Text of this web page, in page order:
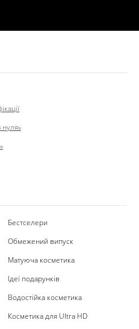
нуля»
Бестселери
Обмежений випуск
Матуюча косметика
Ідеї подарунків
Водостійка косметика
Косметика для Ultra HD